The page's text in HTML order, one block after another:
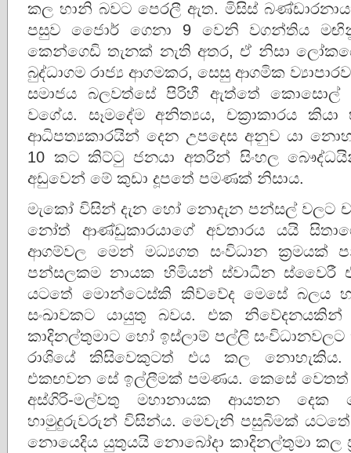
කල හානි බවට පෙරලී ඇත. මිසිස්
පසුව ජෙොර් ගෙනා 9 වෙනි වගන්තිය
කෙන්ගෙඩි තැනක් නැති අතර, ඒ නිසා
බුද්ධාගම රාජ්‍ය ආගමකර, සෙසු ආගමික
සමාජය බලවත්සේ පිරිහී ඇත්තේ කොසොල්
වගේය. සෑමදේම අනිත්‍යය, චක්‍රාකාරය
ආධිපත්‍යකාරයින් දෙන උපදෙස අනුව යා
10 කට කිට්ටු ජනයා අතරින් සිංහල
අඩුවෙන් මේ කුඩා දූපතේ පමණක් නිසාය.
මැකෝ විසින් දැන හෝ නොදැන පන්සල් වලට
නෝත් ආණ්ඩුකාරයාගේ අවතාරය යයි
ආගම්වල මෙන් මධ්‍යගත සංවිධාන ක්‍රමයක්
පන්සලකම නායක හිමියන් ස්වාධීන ස්වෛරී
යටතේ මොන්ටෙස්කි කිව්වේද මෙසේ බලය
සංඛාවකට යායුතු බවය. එක
කාදිනල්තුමාට හෝ ඉස්ලාම් පල්ලි
රාශියේ කිසිවෙකුටත් එය කල නොහැකිය.
එකඟවන සේ ඉල්ලීමක් පමණය. කෙසේ වෙතත්
අස්ගිරි-මල්වතු මහානායක ආයතන
හාමුදුරුවරුන් විසින්‌ය. මෙවැනි පසුබිමක්
නොයෙදිය යුතුයයි නොබෝදා කාදිනල්තුමා කල